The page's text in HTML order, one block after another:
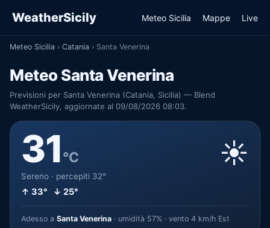
WeatherSicily Meteo Sicilia Mappe Live
Meteo Sicilia › Catania › Santa Venerina
Meteo Santa Venerina
Previsioni per Santa Venerina (Catania, Sicilia) — Blend
WeatherSicily, aggiornate al 09/08/2026 08:03.
31°C
Sereno · percepiti 32°
↑ 33° ↓ 25°
☀️
Adesso a Santa Venerina · umidità 57% · vento 4 km/h Est